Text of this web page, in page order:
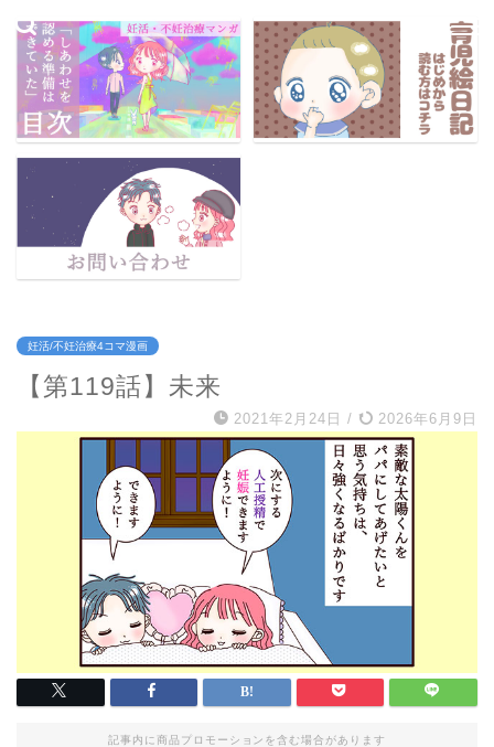
妊活/不妊治療4コマ漫画
【第119話】未来
2021年2月24日 / 2026年6月9日
記事内に商品プロモーションを含む場合があります